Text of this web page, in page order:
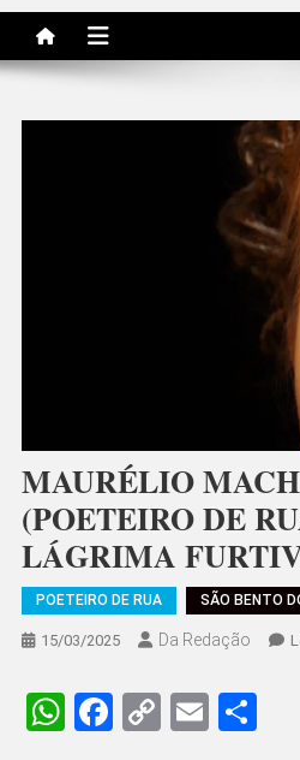
MAURÉLIO
(POETEIRO DE
LÁGRIMA
POETEIRO DE RUA SÃO BENTO
15/03/2025 Da Redação
WhatsApp
Facebook
CopyEmail